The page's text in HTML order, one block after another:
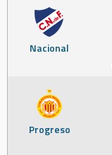
Nacional
Progreso